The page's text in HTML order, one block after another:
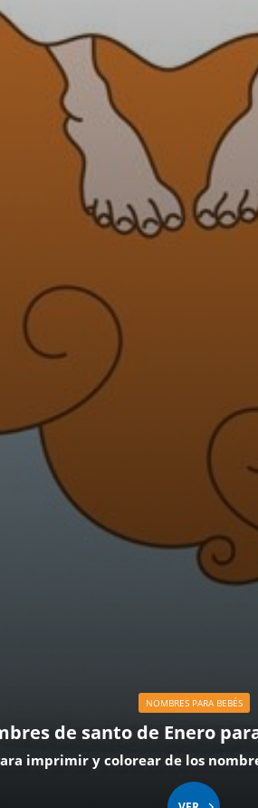
NOMBRES PARA BEBÉS
de santo de Enero
imprimir y colorear de los